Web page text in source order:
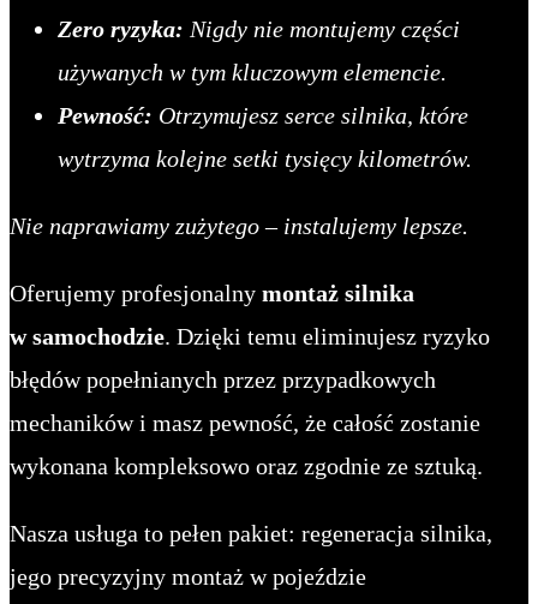
Zero ryzyka: Nigdy nie montujemy części
używanych w tym kluczowym elemencie.
Pewność: Otrzymujesz serce silnika, które
wytrzyma kolejne setki tysięcy kilometrów.
Nie naprawiamy zużytego – instalujemy lepsze.
Oferujemy profesjonalny montaż silnika
w samochodzie. Dzięki temu eliminujesz ryzyko
błędów popełnianych przez przypadkowych
mechaników i masz pewność, że całość zostanie
wykonana kompleksowo oraz zgodnie ze sztuką.
Nasza usługa to pełen pakiet: regeneracja silnika,
jego precyzyjny montaż w pojeździe